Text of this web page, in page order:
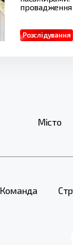
провадження
Розслідування
Місто
Команда